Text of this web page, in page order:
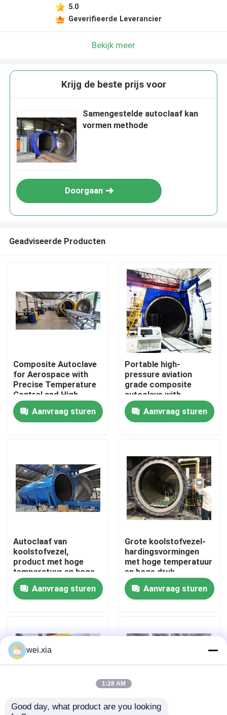
Thuis
Video's
Fabriekstocht
Kwaliteitscontrole
Nieuws
AAC-Autoclaaf
5.0
Geverifieerde Leverancier
Bekijk meer
Krijg de beste prijs voor
Samengestelde autoclaaf kan
vormen methode
Doorgaan
Geadviseerde Producten
Composite Autoclave
for Aerospace with
Precise Temperature
Control and High-
Pressure Vessel for
Consistent Curing
Aanvraag sturen
Portable high-
pressure aviation
grade composite
autoclave with
advanced control
systems for UAV and
aerospace
Aanvraag sturen
Autoclaaf van
koolstofvezel,
product met hoge
temperatuur en hoge
druk, ondersteunt
personalisatie,
compleet systeem
Aanvraag sturen
Grote koolstofvezel-
hardingsvormingen
met hoge temperatuur
en hoge druk
Aanvraag sturen
wei.xia
1:28 AM
Good day, what product are you looking